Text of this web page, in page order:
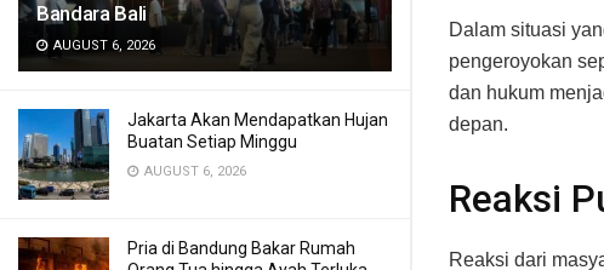
Bandara Bali
AUGUST 6, 2026
Jakarta Akan Mendapatkan Hujan
Buatan Setiap Minggu
AUGUST 6, 2026
Pria di Bandung Bakar Rumah
Dalam situasi
pengeroyokan
dan hukum
depan.
Reaksi
Reaksi dari